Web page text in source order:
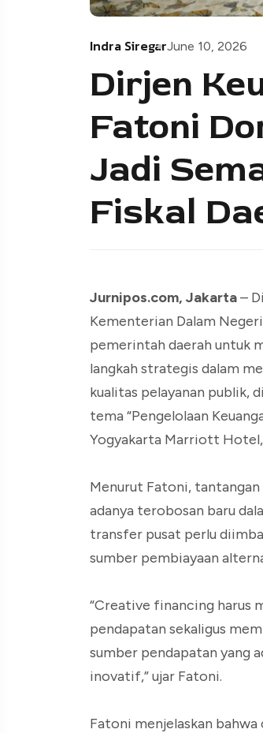
Indra SiregarJune 10, 2026
Dirjen
Fatoni
Jadi
Fiskal
Jurnipos.com, Jakarta–
Kementerian Dalam
pemerintah daerah untuk
langkah strategis dalam
kualitas pelayanan publik,
tema “Pengelolaan
Yogyakarta Marriott
Menurut Fatoni,
adanya terobosan baru
transfer pusat perlu
sumber pembiayaan
“Creative financing harus
pendapatan sekaligus
sumber pendapatan yang
inovatif,” ujar Fatoni.
Fatoni menjelaskan